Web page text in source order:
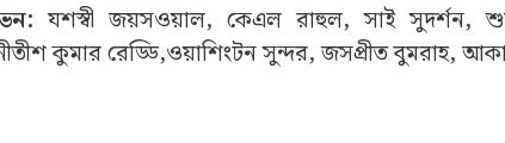
যশস্বী জয়সওয়াল, কেএল রাহুল, সাই সুদর্শন,
কুমার রেড্ডি,ওয়াশিংটন সুন্দর, জসপ্রীত বুমরাহ,